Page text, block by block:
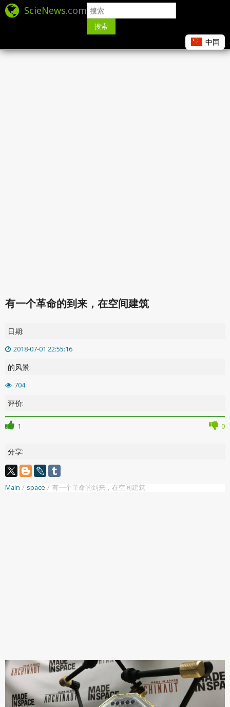
ScieNews.com
搜索
中国
有一个革命的到来，在空间建筑
日期:
2018-07-01 22:55:16
的风景:
704
评价:
1 0
分享:
Main / space / 有一个革命的到来，在空间建筑